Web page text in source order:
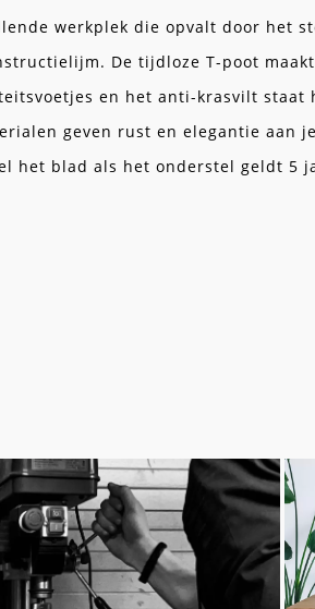
werkplek die opvalt door
De tijdloze T-poot
en het anti-krasvilt
geven rust en elegantie aan
het blad als het onderstel geldt 5